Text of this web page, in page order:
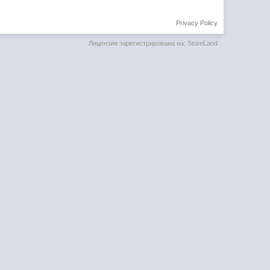
Privacy Policy
Лицензия зарегистрирована на: StoreLand